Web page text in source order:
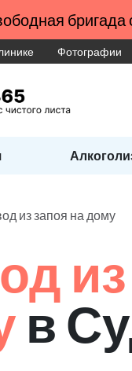
бригада
Фотографии
из запоя на дому
из
в